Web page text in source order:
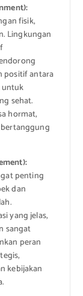
fisik,
Lingkungan
positif antara
untuk
sehat.
hormat,
penting
dan
yang jelas,
sangat
peran
kebijakan